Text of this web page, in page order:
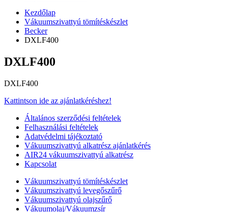
Kezdőlap
Vákuumszivattyú tömítéskészlet
Becker
DXLF400
DXLF400
DXLF400
Kattintson ide az ajánlatkéréshez!
Általános szerződési feltételek
Felhasználási feltételek
Adatvédelmi tájékoztató
Vákuumszivattyú alkatrész ajánlatkérés
AIR24 vákuumszivattyú alkatrész
Kapcsolat
Vákuumszivattyú tömítéskészlet
Vákuumszivattyú levegőszűrő
Vákuumszivattyú olajszűrő
Vákuumolaj/Vákuumzsír